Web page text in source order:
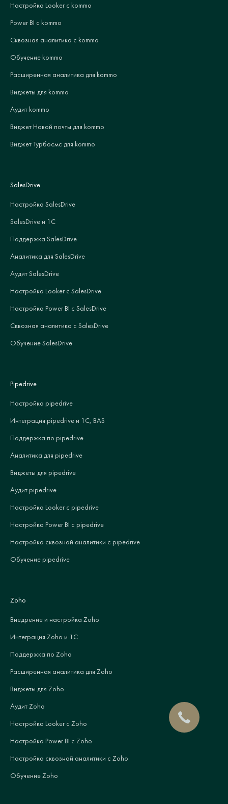
Настройка Looker с kommo
Power BI с kommo
Сквозная аналитика с kommo
Обучение kommo
Расширенная аналитика для kommo
Виджеты для kommo
Аудит kommo
Виджет Новой почты для kommo
Виджет Турбосмс для kommo
SalesDrive
Настройка SalesDrive
SalesDrive и 1С
Поддержка SalesDrive
Аналитика для SalesDrive
Аудит SalesDrive
Настройка Looker с SalesDrive
Настройка Power BI с SalesDrive
Сквозная аналитика с SalesDrive
Обучение SalesDrive
Pipedrive
Настройка pipedrive
Интеграция pipedrive и 1С, BAS
Поддержка по pipedrive
Аналитика для pipedrive
Виджеты для pipedrive
Аудит pipedrive
Настройка Looker с pipedrive
Настройка Power BI с pipedrive
Настройка сквозной аналитики с pipedrive
Обучение pipedrive
Zoho
Внедрение и настройка Zoho
Интеграция Zoho и 1С
Поддержка по Zoho
Расширенная аналитика для Zoho
Виджеты для Zoho
Аудит Zoho
Настройка Looker с Zoho
Настройка Power BI с Zoho
Настройка сквозной аналитики с Zoho
Обучение Zoho